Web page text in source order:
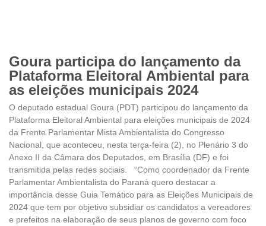
Goura participa do lançamento da
Plataforma Eleitoral Ambiental para
as eleições municipais 2024
O deputado estadual Goura (PDT) participou do lançamento da
Plataforma Eleitoral Ambiental para eleições municipais de 2024
da Frente Parlamentar Mista Ambientalista do Congresso
Nacional, que aconteceu, nesta terça-feira (2), no Plenário 3 do
Anexo II da Câmara dos Deputados, em Brasília (DF) e foi
transmitida pelas redes sociais. “Como coordenador da Frente
Parlamentar Ambientalista do Paraná quero destacar a
importância desse Guia Temático para as Eleições Municipais de
2024 que tem por objetivo subsidiar os candidatos a vereadores
e prefeitos na elaboração de seus planos de governo com foco